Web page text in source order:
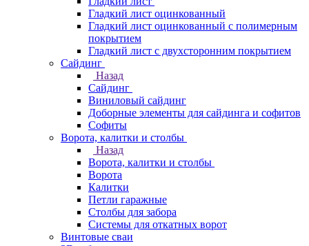
Гладкий лист оцинкованный
Гладкий лист оцинкованный с полимерным
покрытием
Гладкий лист с двухсторонним покрытием
Сайдинг
Назад
Сайдинг
Виниловый сайдинг
Доборные элементы для сайдинга и софитов
Софиты
Ворота, калитки и столбы
Назад
Ворота, калитки и столбы
Ворота
Калитки
Петли гаражные
Столбы для забора
Системы для откатных ворот
Винтовые сваи